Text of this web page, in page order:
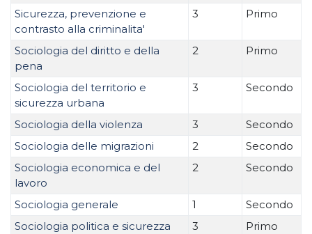
Sicurezza, prevenzione e
contrasto alla criminalita'
3 Primo
Sociologia del diritto e della
pena
2 Primo
Sociologia del territorio e
sicurezza urbana
3 Secondo
Sociologia della violenza 3
Secondo
Sociologia delle migrazioni
2
Secondo
Sociologia economica e del
lavoro
2 Secondo
Sociologia generale 1
Secondo
Sociologia politica e sicurezza
3 Primo